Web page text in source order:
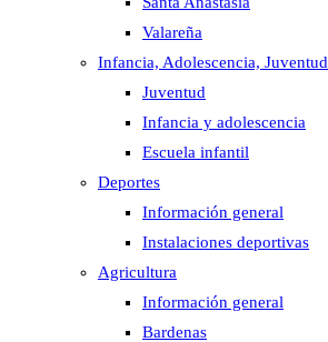
Valareña
Infancia, Adolescencia, Juventud
Juventud
Infancia y adolescencia
Escuela infantil
Deportes
Información general
Instalaciones deportivas
Agricultura
Información general
Bardenas